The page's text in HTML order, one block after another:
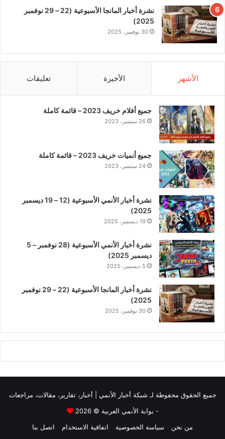
نشرة أخبار المانجا الأسبوعية (22 – 29 نوفمبر
2025)
30 نوفمبر، 2025
الأشهر الأخيرة تعليقات
جميع أفلام خريف 2023 – قائمة كاملة
26 سبتمبر، 2023
جميع أنميات خريف 2023 – قائمة كاملة
24 سبتمبر، 2023
نشرة أخبار الأنمي الأسبوعية (12 – 19 ديسمبر
2025)
19 ديسمبر، 2025
نشرة أخبار الأنمي الأسبوعية (28 نوفمبر – 5
ديسمبر 2025)
5 ديسمبر، 2025
نشرة أخبار المانجا الأسبوعية (22 – 29 نوفمبر
2025)
30 نوفمبر، 2025
جميع الحقوق محفوظة لـ شبكة أخبار الأنمي | أخبار، تقارير، مقالات، مراجعات
- بوابة الأنمي العربية © 2026
من نحن
سياسة الخصوصية اتفاقية الاستخدام اتصل بنا